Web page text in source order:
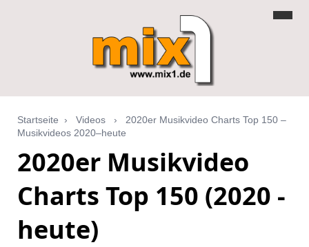
Startseite › Videos ›
2020er Musikvideo Charts Top 150 –
Musikvideos 2020–heute
2020er Musikvideo
Charts Top 150 (2020 -
heute)